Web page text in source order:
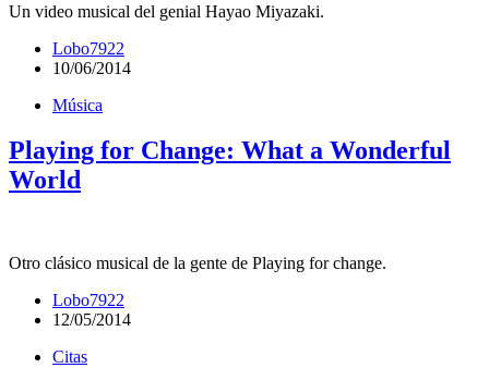
Un video musical del genial Hayao Miyazaki.
Lobo7922
10/06/2014
Música
Playing for Change: What a Wonderful
World
Otro clásico musical de la gente de Playing for change.
Lobo7922
12/05/2014
Citas